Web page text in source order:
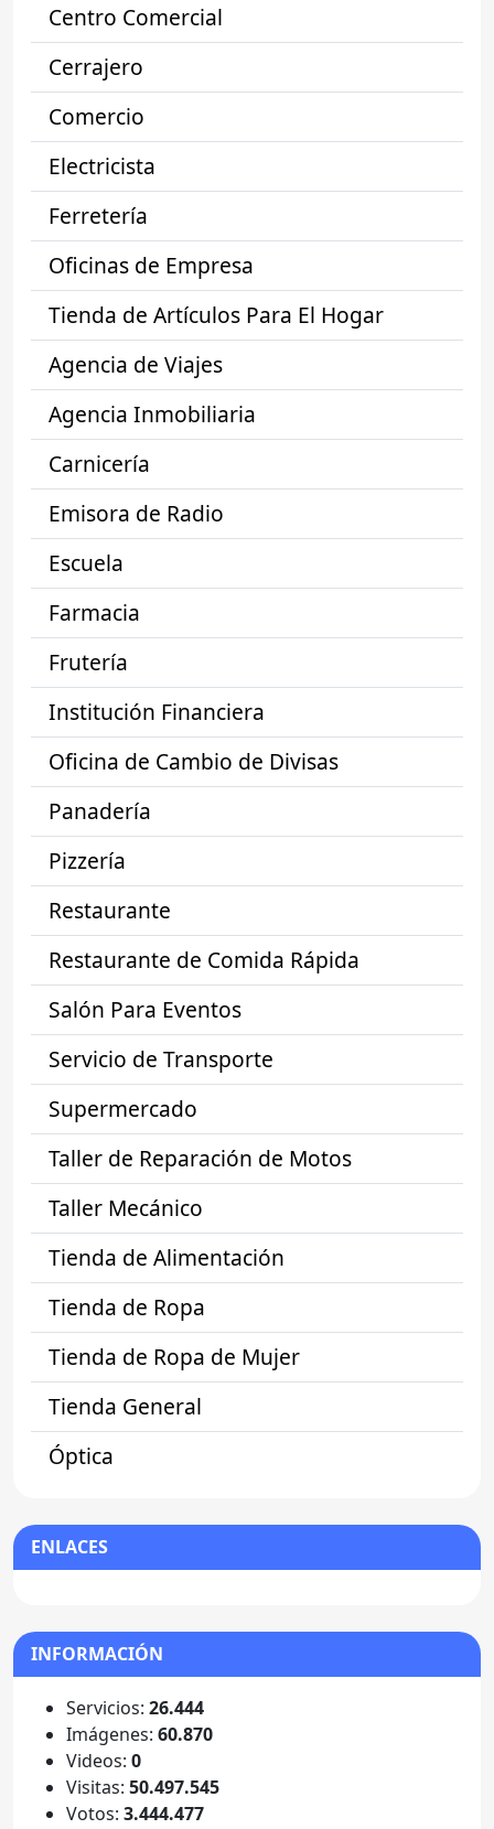
Centro Comercial
Cerrajero
Comercio
Electricista
Ferretería
Oficinas de Empresa
Tienda de Artículos Para El Hogar
Agencia de Viajes
Agencia Inmobiliaria
Carnicería
Emisora de Radio
Escuela
Farmacia
Frutería
Institución Financiera
Oficina de Cambio de Divisas
Panadería
Pizzería
Restaurante
Restaurante de Comida Rápida
Salón Para Eventos
Servicio de Transporte
Supermercado
Taller de Reparación de Motos
Taller Mecánico
Tienda de Alimentación
Tienda de Ropa
Tienda de Ropa de Mujer
Tienda General
Óptica
ENLACES
INFORMACIÓN
Servicios: 26.444
Imágenes: 60.870
Videos: 0
Visitas: 50.497.545
Votos: 3.444.477